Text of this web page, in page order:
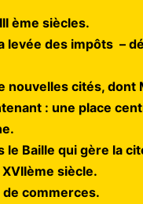
ème siècles.
levée des impôts –
nouvelles cités, dont
: une place
Baille qui gère la
siècle.
commerces.